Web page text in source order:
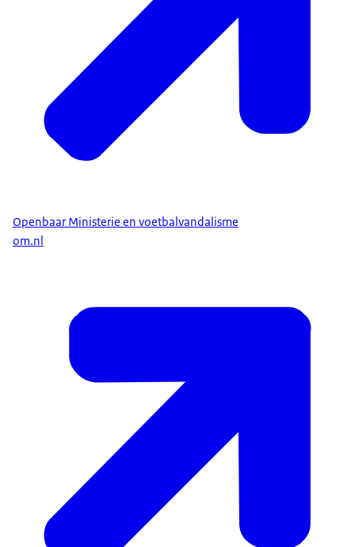
Openbaar Ministerie en voetbalvandalisme
om.nl